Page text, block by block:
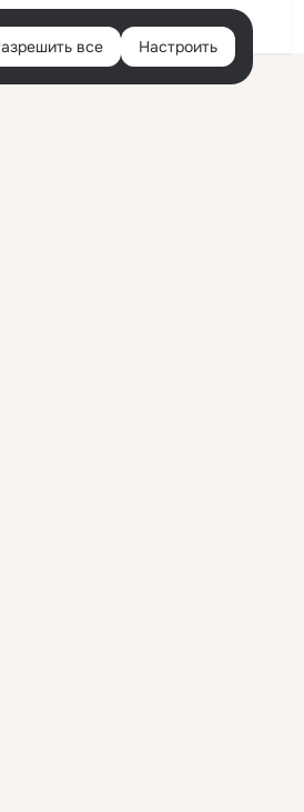
Войти
все Настроить